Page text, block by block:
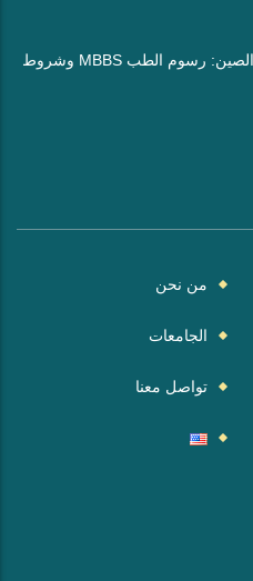
جامعة جيلين (Jilin University) في الصين: رسوم الطب MBBS وشروط
من نحن
الجامعات
تواصل معنا